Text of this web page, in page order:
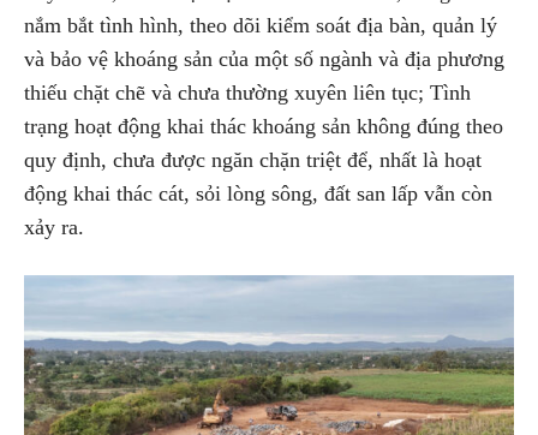
nắm bắt tình hình, theo dõi kiểm soát địa bàn, quản lý
và bảo vệ khoáng sản của một số ngành và địa phương
thiếu chặt chẽ và chưa thường xuyên liên tục; Tình
trạng hoạt động khai thác khoáng sản không đúng theo
quy định, chưa được ngăn chặn triệt để, nhất là hoạt
động khai thác cát, sỏi lòng sông, đất san lấp vẫn còn
xảy ra.